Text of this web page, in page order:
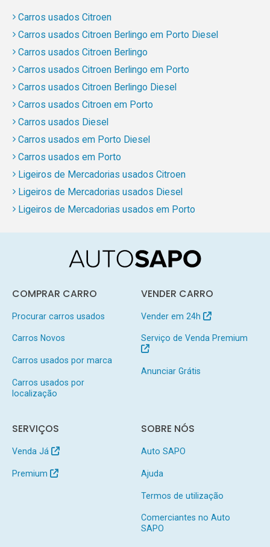
Carros usados Citroen
Carros usados Citroen Berlingo em Porto Diesel
Carros usados Citroen Berlingo
Carros usados Citroen Berlingo em Porto
Carros usados Citroen Berlingo Diesel
Carros usados Citroen em Porto
Carros usados Diesel
Carros usados em Porto Diesel
Carros usados em Porto
Ligeiros de Mercadorias usados Citroen
Ligeiros de Mercadorias usados Diesel
Ligeiros de Mercadorias usados em Porto
COMPRAR CARRO
Procurar carros usados
Carros Novos
Carros usados por marca
Carros usados por
localização
VENDER CARRO
Vender em 24h
Serviço de Venda Premium
Anunciar Grátis
SERVIÇOS
Venda Já
Premium
SOBRE NÓS
Auto SAPO
Ajuda
Termos de utilização
Comerciantes no Auto
SAPO